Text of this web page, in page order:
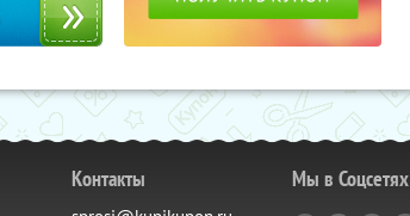
Контакты Мы в Соцсетях